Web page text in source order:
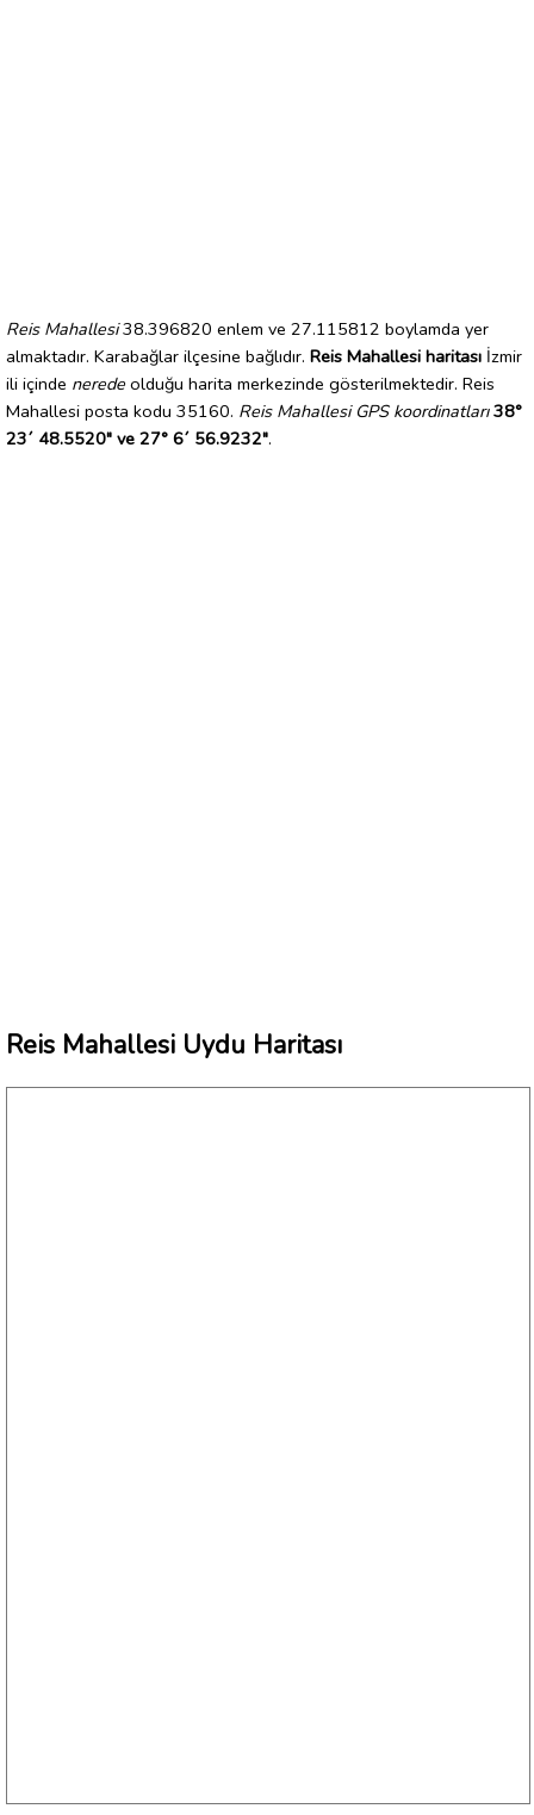
Reis Mahallesi38.396820 enlem ve 27.115812 boylamda yer
almaktadır. Karabağlar ilçesine bağlıdır. Reis Mahallesi haritası İzmir
ili içinde nerede olduğu harita merkezinde gösterilmektedir. Reis
Mahallesi posta kodu 35160. Reis Mahallesi GPS koordinatları 38°
23´ 48.5520" ve 27° 6´ 56.9232".
Reis Mahallesi Uydu Haritası